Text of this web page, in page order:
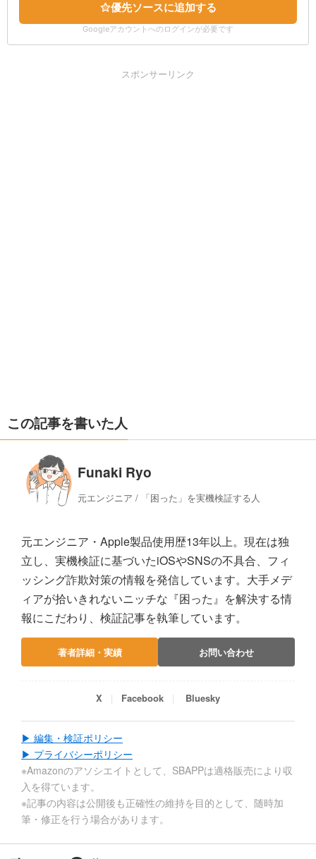
優先ソースに追加する
Googleアカウントへのログインが必要です
スポンサーリンク
この記事を書いた人
Funaki Ryo
元エンジニア / 「困った」を実機検証する人
元エンジニア・Apple製品使用歴13年以上。現在は独
立し、実機検証に基づいたiOSやSNSの不具合、フィ
ッシング詐欺対策の情報を発信しています。大手メデ
ィアが拾いきれないニッチな『困った』を解決する情
報にこだわり、検証記事を執筆しています。
著者詳細・実績 お問い合わせ
X Facebook Bluesky
▶ 編集・検証ポリシー
▶ プライバシーポリシー
※Amazonのアソシエイトとして、SBAPPは適格販売により収
入を得ています。
※記事の内容は公開後も正確性の維持を目的として、随時加
筆・修正を行う場合があります。